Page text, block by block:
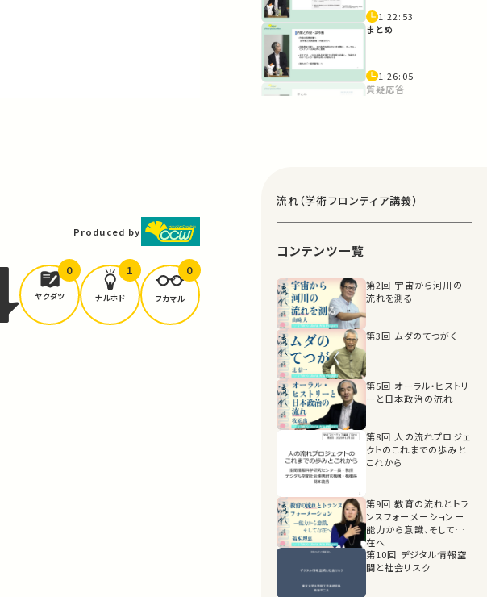
Produced by
ヤクダツ
0
ナルホド
1
フカマル
0
1:22:53
まとめ
1:26:05
質疑応答
流れ（学術フロンティア講義）
コンテンツ一覧
第2回 宇宙から河川の
流れを測る
第3回 ムダのてつがく
第5回 オーラル・ヒストリ
ーと日本政治の流れ
第8回 人の流れプロジェ
クトのこれまでの歩みと
これから
第9回 教育の流れとトラ
ンスフォーメーションー
能力から意識、そして存
在へ
第10回 デジタル情報空
間と社会リスク